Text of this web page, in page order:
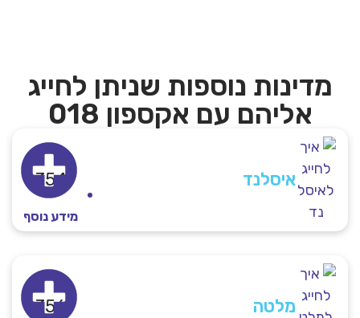
מדינות נוספות שניתן לחייג
אליהם עם אקספון 018
איסלנד 354+
מידע נוסף
מלטה 356+